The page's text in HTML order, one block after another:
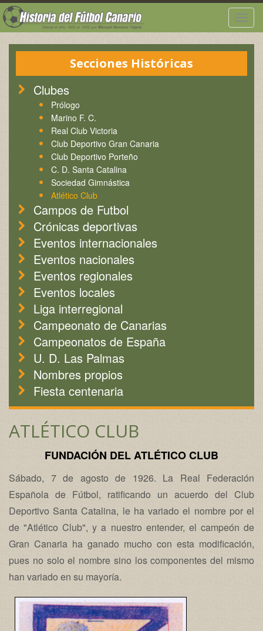
Secciones Históricas
Clubes
Prólogo
Marino F. C.
Real Club Victoria
Club Deportivo Gran Canaria
Club Deportivo Porteño
C. D. Santa Catalina
Sociedad Gimnástica
Atlético Club
Campos de Futbol
Crónicas deportivas
Eventos internacionales
Eventos nacionales
Eventos regionales
Eventos locales
Liga interregional
Campeonato de Canarias
Campeonatos de España
U. D. Las Palmas
Nombres propios
Fiesta centenaria
ATLÉTICO CLUB
FUNDACIÓN DEL ATLÉTICO CLUB
Sábado, 7 de agosto de 1926. La Real Federación
Española de Fútbol, ratificando un acuerdo del Club
Deportivo Santa Catalina, le ha variado el nombre por el
de "Atlético Club", y a nuestro entender, el campeón de
Gran Canaria ha ganado mucho con esta modificación,
pues no solo el nombre sino los componentes del mismo
han variado en su mayoría.